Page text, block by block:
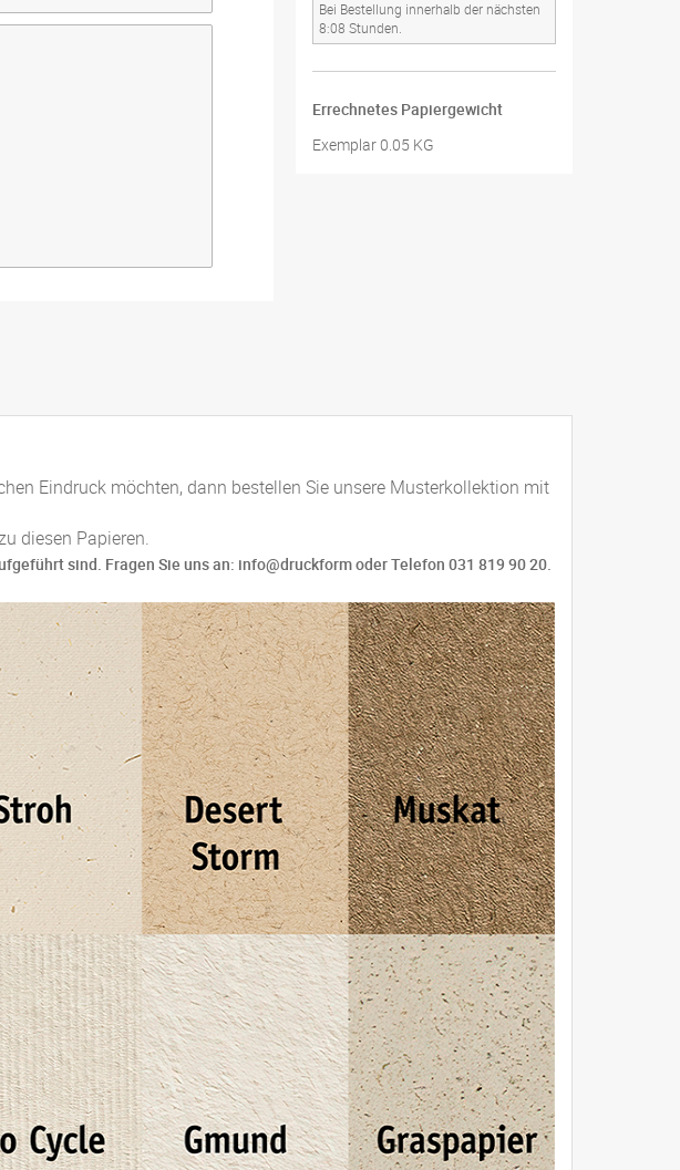
Bei Bestellung innerhalb der nächsten
8:07 Stunden.
Errechnetes Papiergewicht
Exemplar 0.05 KG
Eindruck möchten, dann bestellen Sie unsere Musterkollektion mit
diesen Papieren.
sind. Fragen Sie uns an: info@druckform oder Telefon 031 819 90 20.